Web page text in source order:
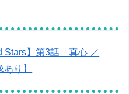
Stars】第3話「真心 ／
り】